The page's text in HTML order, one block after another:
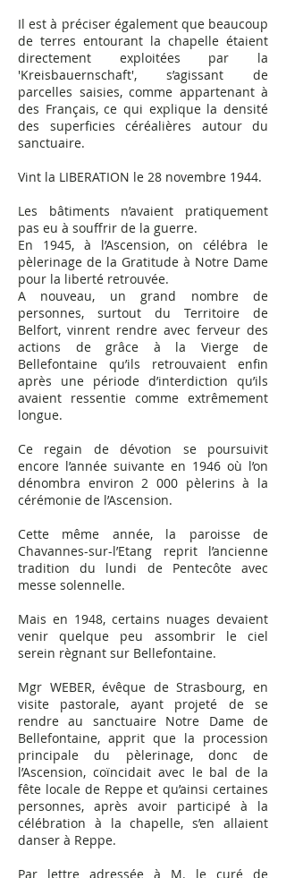
Il est à préciser également que beaucoup
de terres entourant la chapelle étaient
directement exploitées par la
'Kreisbauernschaft', s’agissant de
parcelles saisies, comme appartenant à
des Français, ce qui explique la densité
des superficies céréalières autour du
sanctuaire.
Vint la LIBERATION le 28 novembre 1944.
Les bâtiments n’avaient pratiquement
pas eu à souffrir de la guerre.
En 1945, à l’Ascension, on célébra le
pèlerinage de la Gratitude à Notre Dame
pour la liberté retrouvée.
A nouveau, un grand nombre de
personnes, surtout du Territoire de
Belfort, vinrent rendre avec ferveur des
actions de grâce à la Vierge de
Bellefontaine qu’ils retrouvaient enfin
après une période d’interdiction qu’ils
avaient ressentie comme extrêmement
longue.
Ce regain de dévotion se poursuivit
encore l’année suivante en 1946 où l’on
dénombra environ 2 000 pèlerins à la
cérémonie de l’Ascension.
Cette même année, la paroisse de
Chavannes-sur-l’Etang reprit l’ancienne
tradition du lundi de Pentecôte avec
messe solennelle.
Mais en 1948, certains nuages devaient
venir quelque peu assombrir le ciel
serein règnant sur Bellefontaine.
Mgr WEBER, évêque de Strasbourg, en
visite pastorale, ayant projeté de se
rendre au sanctuaire Notre Dame de
Bellefontaine, apprit que la procession
principale du pèlerinage, donc de
l’Ascension, coïncidait avec le bal de la
fête locale de Reppe et qu’ainsi certaines
personnes, après avoir participé à la
célébration à la chapelle, s’en allaient
danser à Reppe.
Par lettre adressée à M. le curé de